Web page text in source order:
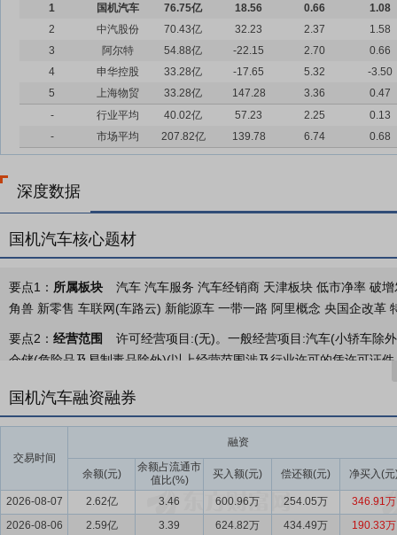
1
国机汽车 76.75亿 18.56 0.66
1.08
2
中汽股份 70.43亿 32.23 2.37
1.58
3
阿尔特 54.88亿 -22.15 2.70
0.66
4
申华控股 33.28亿 -17.65 5.32
-3.50
5
上海物贸 33.28亿 147.28 3.36
0.47
-
行业平均 40.02亿 57.23 2.25
0.13
-
市场平均 207.82亿 139.78 6.74 0.68
深度数据
国机汽车核心题材
要点1： 所属板块
汽车 汽车服务 汽车经销商 天津板块 低市净率 破
角兽 新零售 车联网(车路云) 新能源车 一带一路 阿里概念 央国企改革
要点2： 经营范围
许可经营项目:(无)。一般经营项目:汽车(小轿车除
仓储(危险品及易制毒品除外)(以上经营范围涉及行业许可的凭许可证
要点3：汽车工程系统服务
积超30万m2的四个装备研发及制造中心，涵盖汽车焊装、涂装、总
链、全周期工程技术服务能力，其中，涂装、总装装备产线系统解决
要点4：汽车流通服务
汽车流通服务是公司的转型业务。汽车进口
斯勒、捷豹路虎、福特、通用、特斯拉、保时捷、林肯、阿斯顿马丁
国机汽车融资融券
交易时间
融资
余额(元)
余额占流通市
值比(%)
买入额(元) 偿还额(元) 净买入(元
2026-08-07 2.62亿 3.46 600.96万 254.05万
346.91万
2026-08-06
2.59亿 3.39 624.82万 434.49万
190.33万